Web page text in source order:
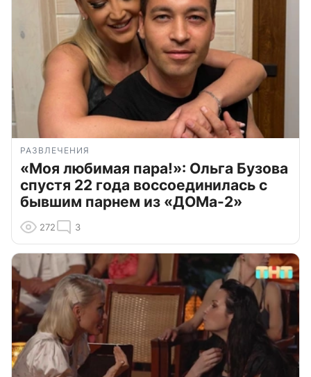
РАЗВЛЕЧЕНИЯ
«Моя любимая пара!»: Ольга Бузова
спустя 22 года воссоединилась с
бывшим парнем из «ДОМа-2»
272 3